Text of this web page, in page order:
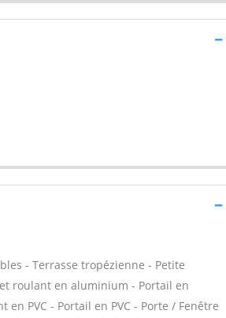
- Terrasse tropézienne - Petite
roulant en aluminium - Portail en
PVC - Portail en PVC - Porte / Fenêtre